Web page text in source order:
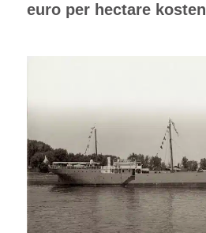
euro per hectare kosten